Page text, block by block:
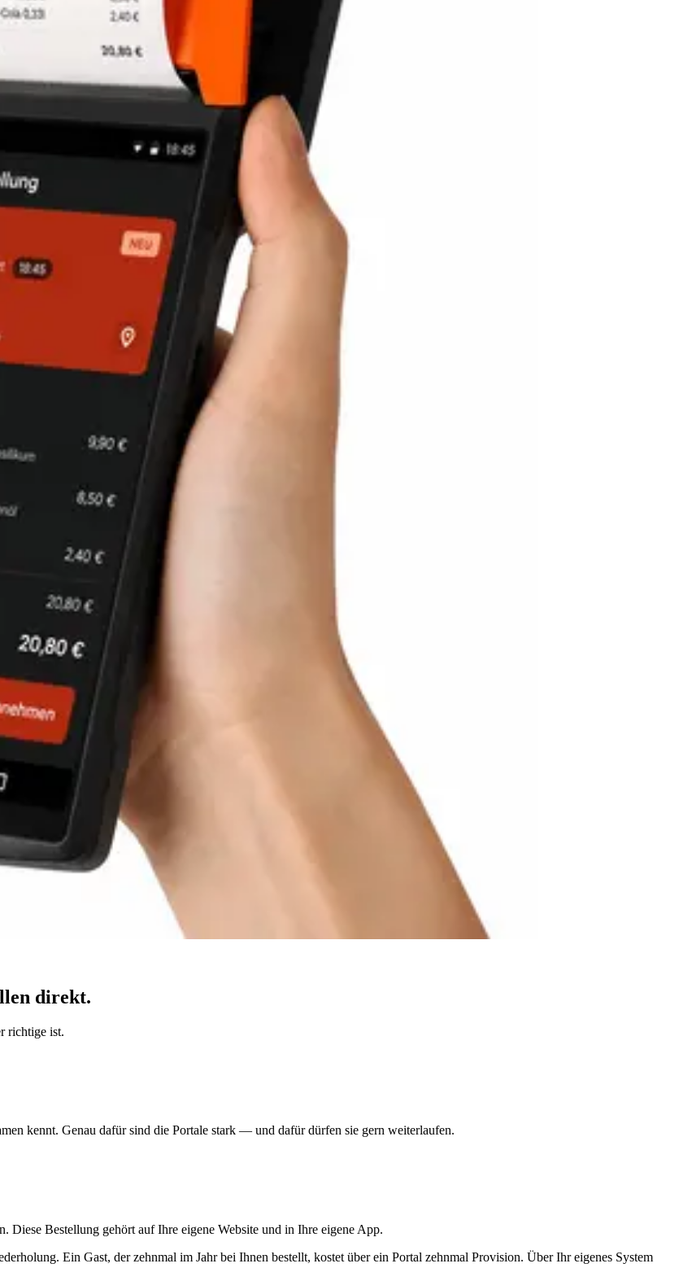
direkt.
richtige ist.
kennt. Genau dafür sind die Portale stark — und dafür dürfen sie gern weiterlaufen.
Diese Bestellung gehört auf Ihre eigene Website und in Ihre eigene App.
Ein Gast, der zehnmal im Jahr bei Ihnen bestellt, kostet über ein Portal zehnmal Provision. Über Ihr eigenes System